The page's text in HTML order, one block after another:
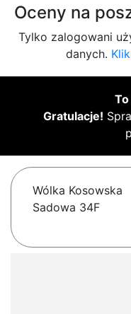
Oceny na
Tylko zalogowani
danych.
Gratulacje!
Wólka Kosowska
Sadowa 34F